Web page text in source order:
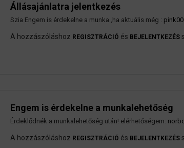
Állásajánlatra jelentkezés
Szia Engem is érdekelne a munka ,ha aktuális még :
A hozzászóláshoz REGISZTRÁCIÓ és BEJELENTKEZÉS
Engem is érdekelne a munkalehetőség
Érdeklődnék a munkalehetőség után! elérhetőségem:
A hozzászóláshoz REGISZTRÁCIÓ és BEJELENTKEZÉS